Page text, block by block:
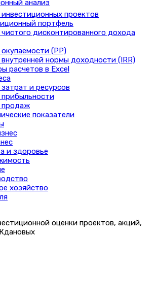
анализ
проектов
портфель
чистого дисконтированного дохода
(PP)
внутренней нормы доходности (IRR)
расчетов в Excel
и ресурсов
продаж
показатели
и здоровье
хозяйство
оценки проектов, акций,